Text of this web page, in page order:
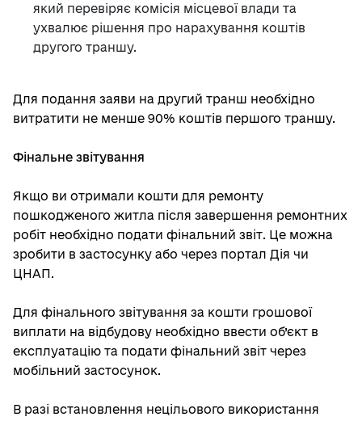
який перевіряє комісія місцевої влади та
ухвалює рішення про нарахування коштів
другого траншу.
Для подання заяви на другий транш необхідно
витратити не менше 90% коштів першого траншу.
Фінальне звітування
Якщо ви отримали кошти для ремонту
пошкодженого житла після завершення ремонтних
робіт необхідно подати фінальний звіт. Це можна
зробити в застосунку або через портал Дія чи
ЦНАП.
Для фінального звітування за кошти грошової
виплати на відбудову необхідно ввести об’єкт в
експлуатацію та подати фінальний звіт через
мобільний застосунок.
В разі встановлення нецільового використання